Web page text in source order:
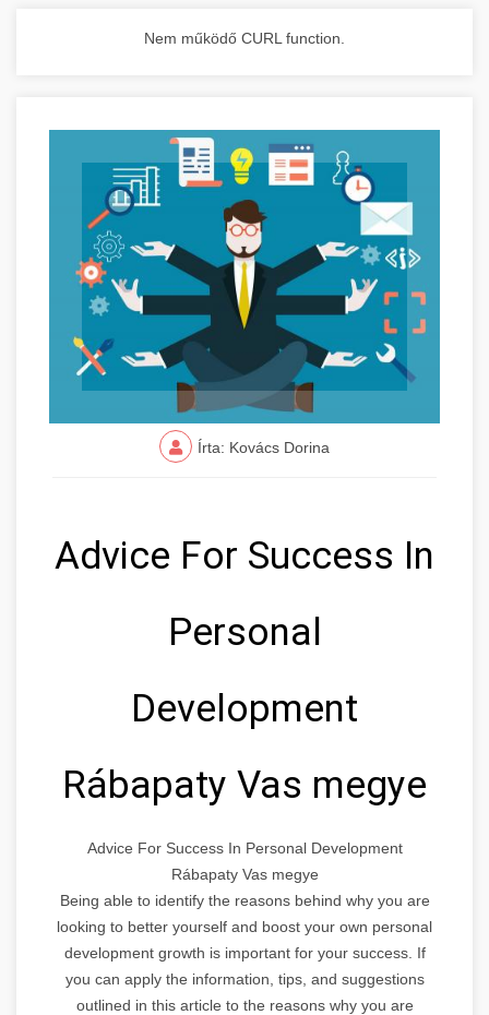
Nem működő CURL function.
Írta: Kovács Dorina
Advice For Success In
Personal
Development
Rábapaty Vas megye
Advice For Success In Personal Development
Rábapaty Vas megye
Being able to identify the reasons behind why you are
looking to better yourself and boost your own personal
development growth is important for your success. If
you can apply the information, tips, and suggestions
outlined in this article to the reasons why you are